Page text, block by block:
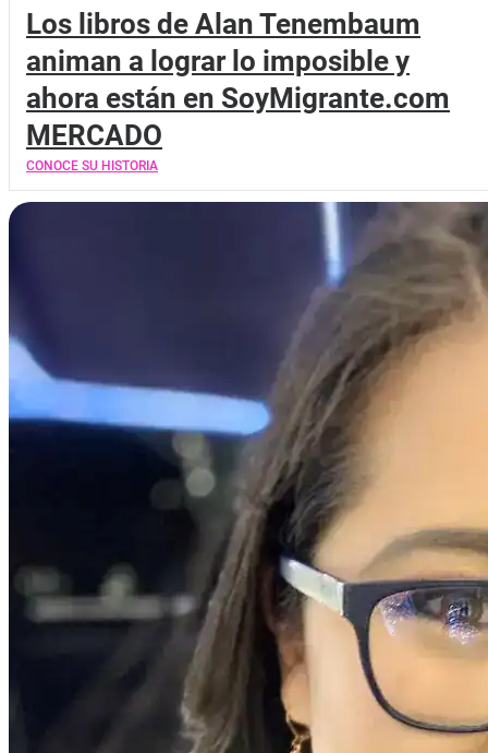
Los libros de Alan Tenembaum
animan a lograr lo imposible y
ahora están en SoyMigrante.com
MERCADO
CONOCE SU HISTORIA